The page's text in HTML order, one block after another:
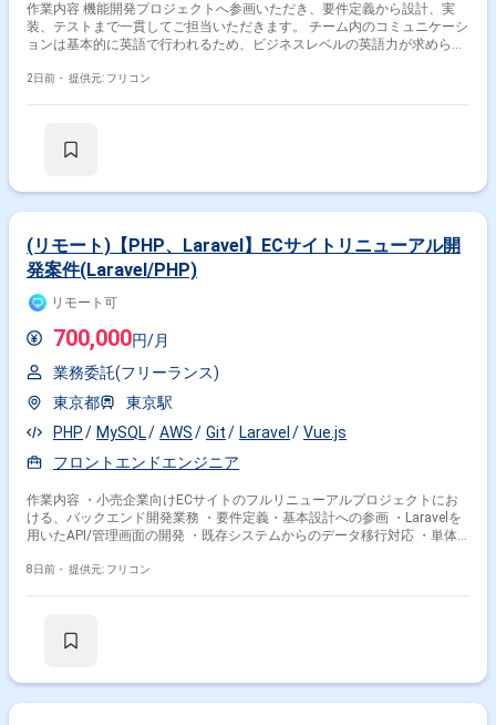
作業内容 機能開発プロジェクトへ参画いただき、要件定義から設計、実
装、テストまで一貫してご担当いただきます。 チーム内のコミュニケーシ
ョンは基本的に英語で行われるため、ビジネスレベルの英語力が求められ
・コードレビュー ・AIツールを活用した開発
2日前・ 提供元: フリコン
(リモート)【PHP、Laravel】ECサイトリニューアル開
発案件(Laravel/PHP)
リモート可
700,000円/月
業務委託(フリーランス)
東京都
東京駅
PHP
MySQL AWS Git Laravel
Vue.js
フロントエンドエンジニア
作業内容 ・小売企業向けECサイトのフルリニューアルプロジェクトにお
ける、バックエンド開発業務 ・要件定義・基本設計への参画 ・Laravelを
用いたAPI/管理画面の開発 ・既存システムからのデータ移行対応 ・単体
8日前・ 提供元: フリコン